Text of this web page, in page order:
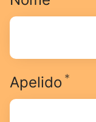
Apelido *